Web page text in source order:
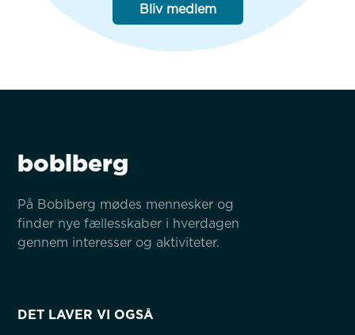
Bliv medlem
boblberg
På Boblberg mødes mennesker og
finder nye fællesskaber i hverdagen
gennem interesser og aktiviteter.
DET LAVER VI OGSÅ